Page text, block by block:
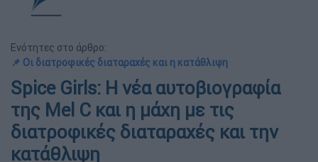
Ενότητες στο άρθρο:
📌 Οι διατροφικές διαταραχές και η κατάθλιψη
Spice Girls: H νέα αυτοβιογραφία
της Mel C και η μάχη με τις
διατροφικές διαταραχές και την
κατάθλιψη